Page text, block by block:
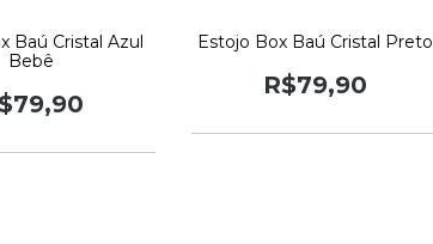
Baú Cristal Azul
Bebê
Estojo Box Baú Cristal Preto
R$79,90